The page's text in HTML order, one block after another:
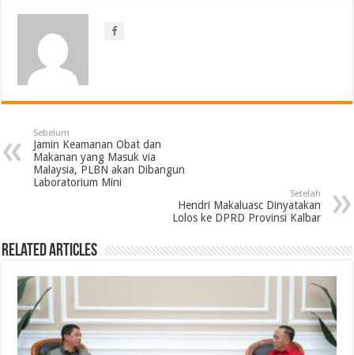
Sebelum
Jamin Keamanan Obat dan
Makanan yang Masuk via
Malaysia, PLBN akan Dibangun
Laboratorium Mini
Setelah
Hendri Makaluasc Dinyatakan
Lolos ke DPRD Provinsi Kalbar
Related Articles